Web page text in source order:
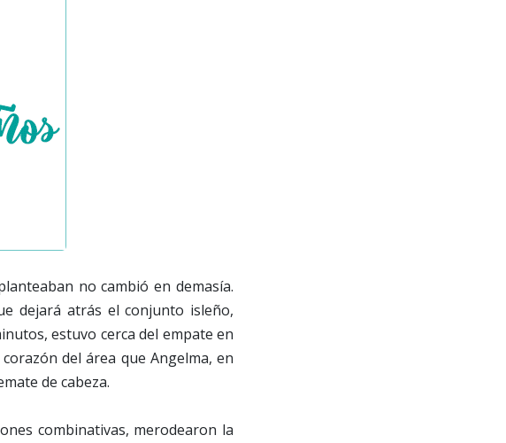
no cambió en demasía.
dejará atrás el conjunto isleño,
estuvo cerca del empate en
del área que Angelma, en
de cabeza.
combinativas, merodearon la